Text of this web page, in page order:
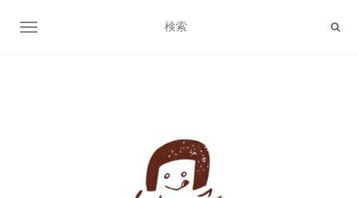
ナビゲーション切り替え